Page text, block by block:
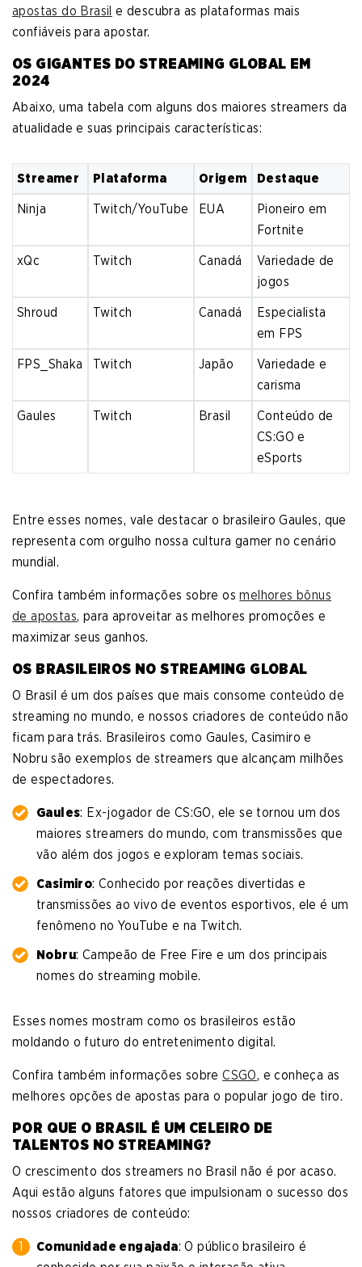
apostas do Brasil e descubra as plataformas mais
confiáveis para apostar.
OS GIGANTES DO STREAMING GLOBAL EM
2024
Abaixo, uma tabela com alguns dos maiores streamers da
atualidade e suas principais características:
Streamer Plataforma Origem
Destaque
Ninja
Twitch/YouTube EUA
Pioneiro em
Fortnite
xQc
Twitch Canadá
Variedade de
jogos
Shroud
Twitch Canadá
Especialista
em FPS
FPS_Shaka
Twitch Japão
Variedade e
carisma
Gaules
Twitch Brasil
Conteúdo de
CS:GO e
eSports
Entre esses nomes, vale destacar o brasileiro Gaules, que
representa com orgulho nossa cultura gamer no cenário
mundial.
Confira também informações sobre osmelhores bônus
de apostas, para aproveitar as melhores promoções e
maximizar seus ganhos.
OS BRASILEIROS NO STREAMING GLOBAL
O Brasil é um dos países que mais consome conteúdo de
streaming no mundo, e nossos criadores de conteúdo não
ficam para trás. Brasileiros como Gaules, Casimiro e
Nobru são exemplos de streamers que alcançam milhões
de espectadores.
Gaules: Ex-jogador de CS:GO, ele se tornou um dos
maiores streamers do mundo, com transmissões que
vão além dos jogos e exploram temas sociais.
Casimiro: Conhecido por reações divertidas e
transmissões ao vivo de eventos esportivos, ele é um
fenômeno no YouTube e na Twitch.
Nobru: Campeão de Free Fire e um dos principais
nomes do streaming mobile.
Esses nomes mostram como os brasileiros estão
moldando o futuro do entretenimento digital.
Confira também informações sobreCSGO, e conheça as
melhores opções de apostas para o popular jogo de tiro.
POR QUE O BRASIL É UM CELEIRO DE
TALENTOS NO STREAMING?
O crescimento dos streamers no Brasil não é por acaso.
Aqui estão alguns fatores que impulsionam o sucesso dos
nossos criadores de conteúdo:
Comunidade engajada: O público brasileiro é